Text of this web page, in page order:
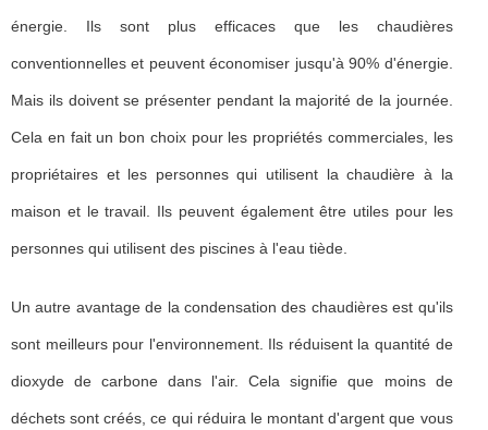
énergie. Ils sont plus efficaces que les chaudières
conventionnelles et peuvent économiser jusqu'à 90% d'énergie.
Mais ils doivent se présenter pendant la majorité de la journée.
Cela en fait un bon choix pour les propriétés commerciales, les
propriétaires et les personnes qui utilisent la chaudière à la
maison et le travail. Ils peuvent également être utiles pour les
personnes qui utilisent des piscines à l'eau tiède.
Un autre avantage de la condensation des chaudières est qu'ils
sont meilleurs pour l'environnement. Ils réduisent la quantité de
dioxyde de carbone dans l'air. Cela signifie que moins de
déchets sont créés, ce qui réduira le montant d'argent que vous